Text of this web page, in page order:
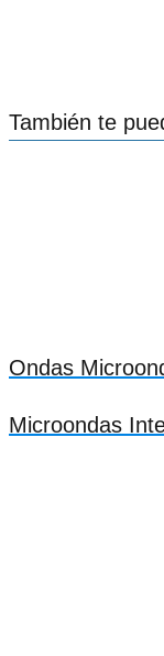
También te
Ondas
Microondas